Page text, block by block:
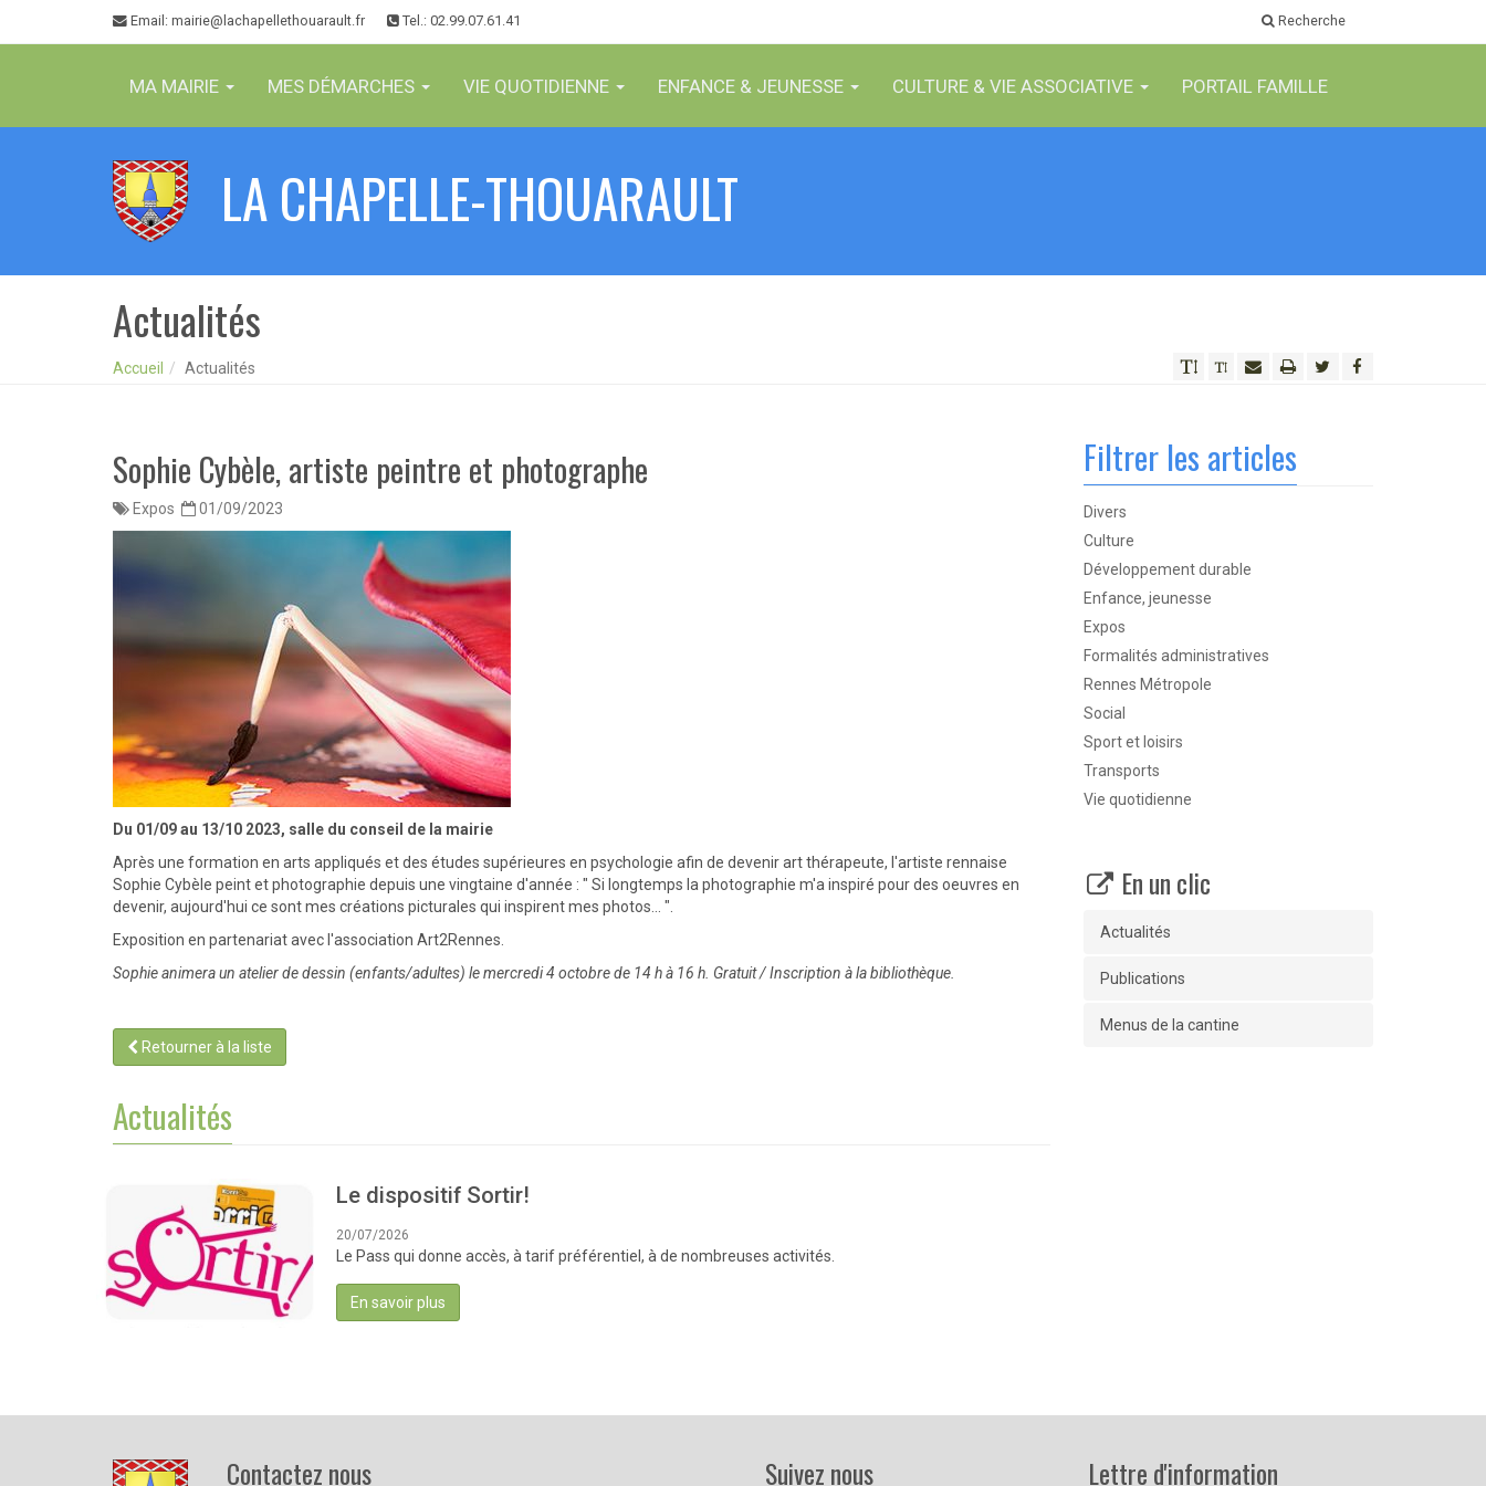
Email : mairie@lachapellethouarault.fr Tel.: 02.99.07.61.41 Recherche
MA MAIRIE MES DÉMARCHES VIE QUOTIDIENNE ENFANCE & JEUNESSE CULTURE & VIE ASSOCIATIVE PORTAIL FAMILLE
LA CHAPELLE-THOUARAULT
Actualités
Accueil Actualités
Sophie Cybèle, artiste peintre et photographe
Expos 01/09/2023
Du 01/09 au 13/10 2023, salle du conseil de la mairie
Après une formation en arts appliqués et des études supérieures en psychologie afin de devenir art thérapeute, l'artiste rennaise
Sophie Cybèle peint et photographie depuis une vingtaine d'année : " Si longtemps la photographie m'a inspiré pour des oeuvres en
devenir, aujourd'hui ce sont mes créations picturales qui inspirent mes photos... ".
Exposition en partenariat avec l'association Art2Rennes.
Sophie animera un atelier de dessin (enfants/adultes) le mercredi 4 octobre de 14 h à 16 h. Gratuit / Inscription à la bibliothèque.
Retourner à la liste
Actualités
Le dispositif Sortir!
20/07/2026
Le Pass qui donne accès, à tarif préférentiel, à de nombreuses activités.
En savoir plus
Filtrer les articles
Divers
Culture
Développement durable
Enfance, jeunesse
Expos
Formalités administratives
Rennes Métropole
Social
Sport et loisirs
Transports
Vie quotidienne
En un clic
Actualités
Publications
Menus de la cantine
Contactez nous Suivez nous Lettre d'information
Panneau de gestion des cookies